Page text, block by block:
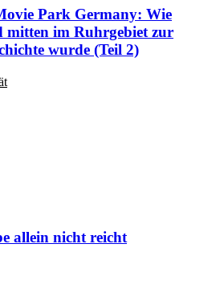
Park Germany: Wie
mitten im Ruhrgebiet zur
wurde (Teil 2)
allein nicht reicht